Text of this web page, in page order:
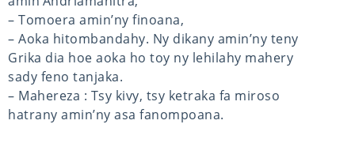
– Tomoera amin’ny finoana,
– Aoka hitombandahy. Ny dikany amin’ny teny
Grika dia hoe aoka ho toy ny lehilahy mahery
sady feno tanjaka.
– Mahereza : Tsy kivy, tsy ketraka fa miroso
hatrany amin’ny asa fanompoana.